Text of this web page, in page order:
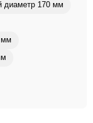
диаметр 170 мм
мм